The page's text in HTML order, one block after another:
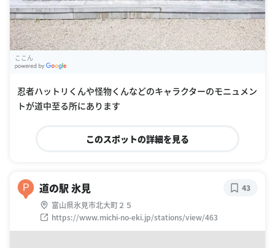
ここん
忍者ハットリくんや怪物くんなどのキャラクターのモニュメン
トが道中至る所にあります
このスポットの詳細を見る
P 道の駅 氷見
富山県氷見市北大町２５
https://www.michi-no-eki.jp/stations/view/463
43